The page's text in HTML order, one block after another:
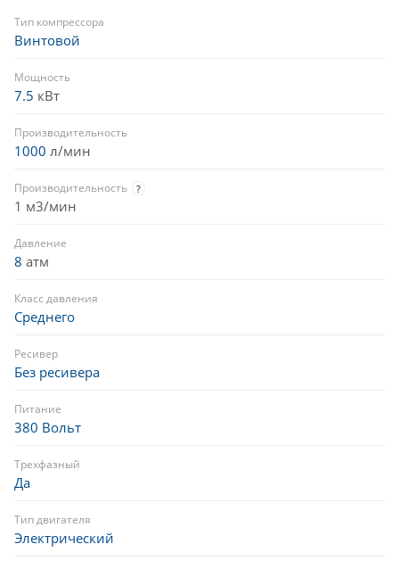
Тип компрессора
Винтовой
Мощность
7.5 кВт
Производительность
1000 л/мин
Производительность ?
1 м3/мин
Давление
8 атм
Класс давления
Среднего
Ресивер
Без ресивера
Питание
380 Вольт
Трехфазный
Да
Тип двигателя
Электрический